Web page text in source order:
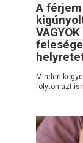
A
Minden
folyton azt